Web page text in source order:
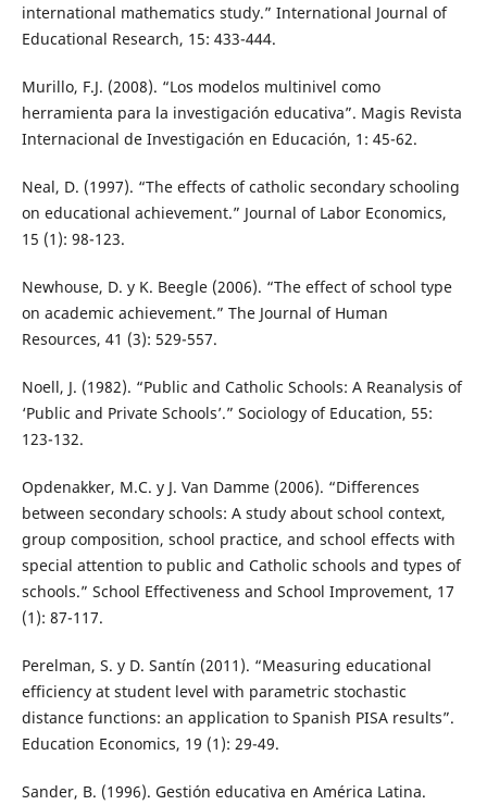
international mathematics study.” International Journal of
Educational Research, 15: 433-444.
Murillo, F.J. (2008). “Los modelos multinivel como
herramienta para la investigación educativa”. Magis Revista
Internacional de Investigación en Educación, 1: 45-62.
Neal, D. (1997). “The effects of catholic secondary schooling
on educational achievement.” Journal of Labor Economics,
15 (1): 98-123.
Newhouse, D. y K. Beegle (2006). “The effect of school type
on academic achievement.” The Journal of Human
Resources, 41 (3): 529-557.
Noell, J. (1982). “Public and Catholic Schools: A Reanalysis of
‘Public and Private Schools’.” Sociology of Education, 55:
123-132.
Opdenakker, M.C. y J. Van Damme (2006). “Differences
between secondary schools: A study about school context,
group composition, school practice, and school effects with
special attention to public and Catholic schools and types of
schools.” School Effectiveness and School Improvement, 17
(1): 87-117.
Perelman, S. y D. Santín (2011). “Measuring educational
efficiency at student level with parametric stochastic
distance functions: an application to Spanish PISA results”.
Education Economics, 19 (1): 29-49.
Sander, B. (1996). Gestión educativa en América Latina.